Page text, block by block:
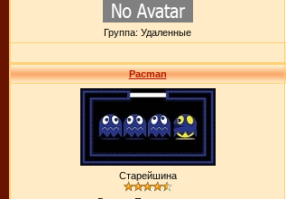
Группа: Удаленные
Pacman
Старейшина